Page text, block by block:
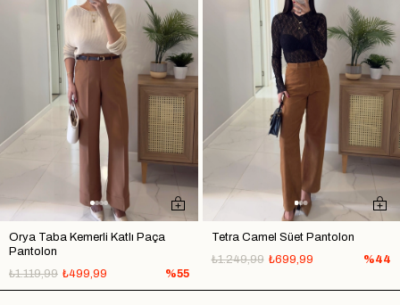
Orya Taba Kemerli Katlı Paça
Pantolon
₺499,99
₺1.119,99 %55
Tetra Camel Süet Pantolon
₺699,99
₺1.249,99 %44